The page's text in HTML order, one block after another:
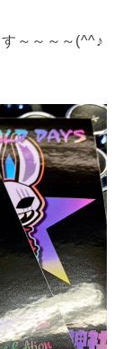
～～～～(^^♪